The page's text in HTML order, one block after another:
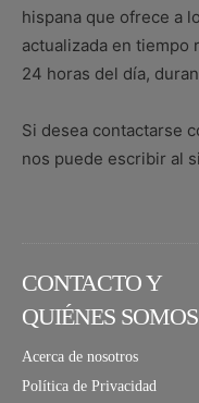
hispana que ofrece a
actualizada en tiempo
24 horas del día,
Si desea contactarse
nos puede escribir al
CONTACTO Y
QUIÉNES SOMOS
Acerca de nosotros
Política de Privacidad